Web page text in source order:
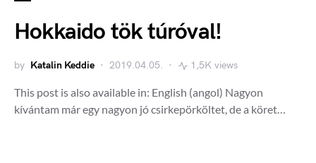
Hokkaido tök túróval!
by Katalin Keddie 2019.04.05. 1,5K views
This post is also available in: English (angol) Nagyon
kívántam már egy nagyon jó csirkepörköltet, de a köret…